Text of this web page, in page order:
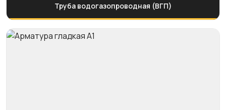
Труба водогазопроводная (ВГП)